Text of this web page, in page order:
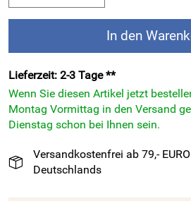
In den
Lieferzeit: 2-3 Tage **
Wenn Sie diesen Artikel jetzt
Montag Vormittag in den Versand
Dienstag schon bei Ihnen sein.
Versandkostenfrei ab 79,-
Deutschlands